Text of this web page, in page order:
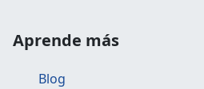
Aprende más
Blog